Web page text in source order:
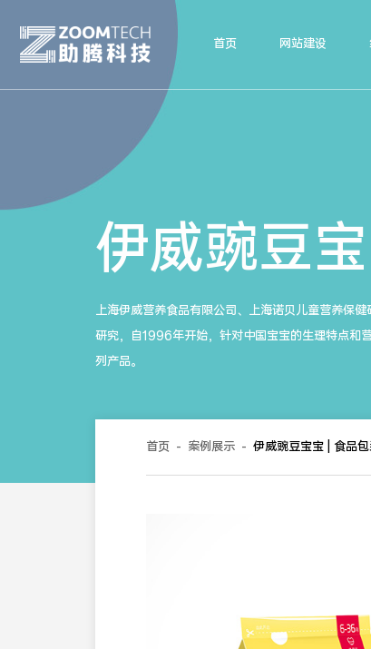
首页 网站建设
伊威豌豆
上海伊威营养食品有限公司、上海诺贝儿童营养保
研究，自1996年开始，针对中国宝宝的生理特点和
列产品。
首页 - 案例展示 - 伊威豌豆宝宝 | 食品